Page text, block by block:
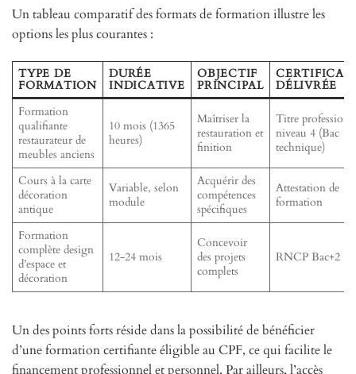
Un tableau comparatif des formats de formation illustre les
options les plus courantes :
TYPE DE
FORMATION
DURÉE
INDICATIVE
OBJECTIF
PRINCIPAL
DÉLIVRÉE
Formation
qualifiante
restaurateur de
meubles anciens
10 mois (1365
heures)
Maîtriser la
restauration et
finition
Titre
niveau 4 (Bac
technique)
Cours à la carte
décoration
antique
Variable, selon
module
Acquérir des
compétences
spécifiques
Attestation de
formation
Formation
complète design
d’espace et
décoration
12-24 mois
Concevoir
des projets
complets
RNCP Bac+2
Un des points forts réside dans la possibilité de bénéficier
d’une formation certifiante éligible au CPF, ce qui facilite le
financement professionnel et personnel. Par ailleurs, l’accès